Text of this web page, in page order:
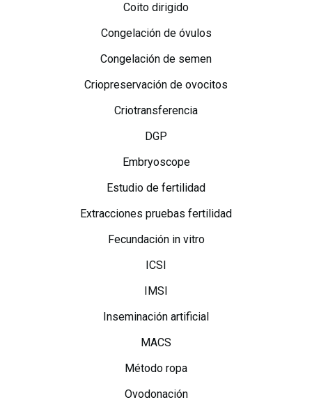
Coito dirigido
Congelación de óvulos
Congelación de semen
Criopreservación de ovocitos
Criotransferencia
DGP
Embryoscope
Estudio de fertilidad
Extracciones pruebas fertilidad
Fecundación in vitro
ICSI
IMSI
Inseminación artificial
MACS
Método ropa
Ovodonación